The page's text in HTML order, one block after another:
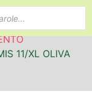
11/XL OLIVA